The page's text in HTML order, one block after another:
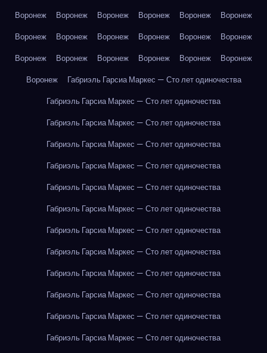
Воронеж
Воронеж Воронеж Воронеж Воронеж
Воронеж
Воронеж
Воронеж Воронеж Воронеж Воронеж
Воронеж
Воронеж
Воронеж Воронеж Воронеж Воронеж
Воронеж
Воронеж
Габриэль Гарсиа Маркес — Сто лет одиночества
Габриэль Гарсиа Маркес — Сто лет одиночества
Габриэль Гарсиа Маркес — Сто лет одиночества
Габриэль Гарсиа Маркес — Сто лет одиночества
Габриэль Гарсиа Маркес — Сто лет одиночества
Габриэль Гарсиа Маркес — Сто лет одиночества
Габриэль Гарсиа Маркес — Сто лет одиночества
Габриэль Гарсиа Маркес — Сто лет одиночества
Габриэль Гарсиа Маркес — Сто лет одиночества
Габриэль Гарсиа Маркес — Сто лет одиночества
Габриэль Гарсиа Маркес — Сто лет одиночества
Габриэль Гарсиа Маркес — Сто лет одиночества
Габриэль Гарсиа Маркес — Сто лет одиночества